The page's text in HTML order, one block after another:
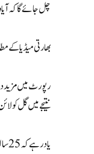
چل جائے گا کہ آیا
بھارتی میڈیا
نتیجے میں گل کو
یاد رہے کہ 25 سالہ بلے باز انگوٹھے کی انجری کے باعث آسٹریلیا کے خلاف ابتدائی ٹیسٹ سے باہر ہو گئے تھے۔